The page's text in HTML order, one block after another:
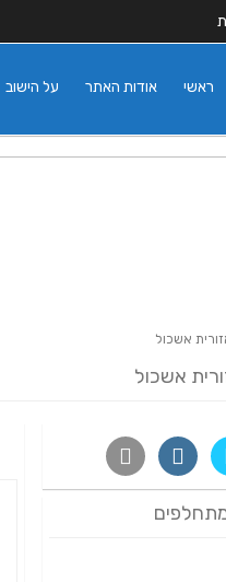
על הישוב אודות האתר ראשי
אשכול
מתחלפים